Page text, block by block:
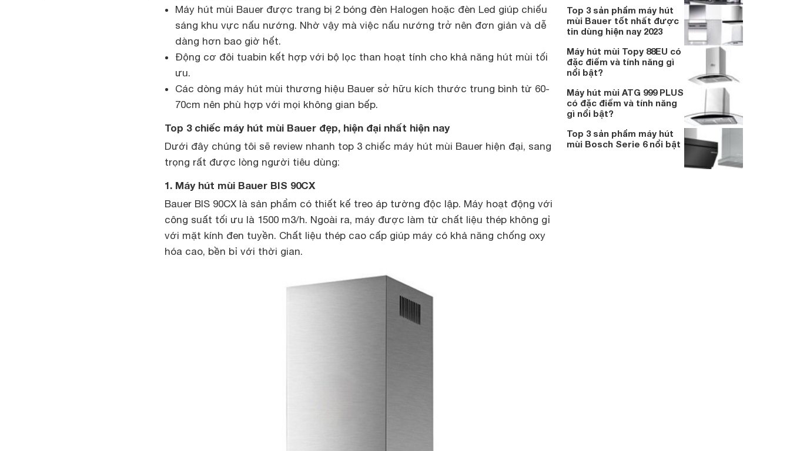
Máy hút mùi Bauer được trang bị 2 bóng đèn Halogen hoặc đèn Led giúp chiếu
sáng khu vực nấu nướng. Nhờ vậy mà việc nấu nướng trở nên đơn giản và dễ
dàng hơn bao giờ hết.
Động cơ đôi tuabin kết hợp với bộ lọc than hoạt tính cho khả năng hút mùi tối
ưu.
Các dòng máy hút mùi thương hiệu Bauer sở hữu kích thước trung bình từ 60-
70cm nên phù hợp với mọi không gian bếp.
Top 3 chiếc máy hút mùi Bauer đẹp, hiện đại nhất hiện nay
Dưới đây chúng tôi sẽ review nhanh top 3 chiếc máy hút mùi Bauer hiện đại, sang
trọng rất được lòng người tiêu dùng:
1. Máy hút mùi Bauer BIS 90CX
Bauer BIS 90CX là sản phẩm có thiết kế treo áp tường độc lập. Máy hoạt động với
công suất tối ưu là 1500 m3/h. Ngoài ra, máy được làm từ chất liệu thép không gỉ
với mặt kính đen tuyền. Chất liệu thép cao cấp giúp máy có khả năng chống oxy
hóa cao, bền bỉ với thời gian.
Top 3 sản phẩm máy hút
mùi Bauer tốt nhất được
tin dùng hiện nay 2023
Máy hút mùi Topy 88EU có
đặc điểm và tính năng gì
nổi bật?
Máy hút mùi ATG 999 PLUS
có đặc điểm và tính năng
gì nổi bật?
Top 3 sản phẩm máy hút
mùi Bosch Serie 6 nổi bật